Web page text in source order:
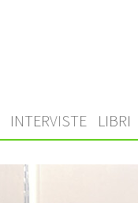
INTERVISTE LIBRI